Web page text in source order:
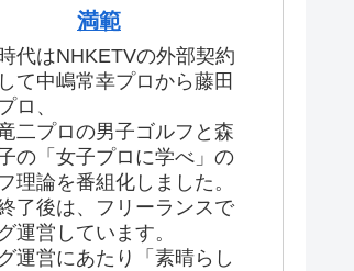
満範
代はNHKETVの外部契約
て中嶋常幸プロから藤田
ロ、
二プロの男子ゴルフと森
の「女子プロに学べ」の
理論を番組化しました。
了後は、フリーランスで
運営しています。
運営にあたり「素晴らし